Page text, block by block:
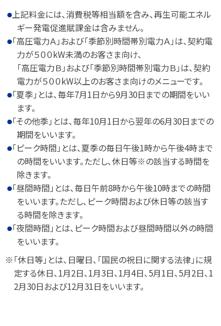
上記料金には、消費税等相当額を含み、再生可能エネル
ギー発電促進賦課金は含みません。
「高圧電力Ａ」および「季節別時間帯別電力Ａ」は、契約電
力が５００kW未満のお客さま向け、
「高圧電力Ｂ」および「季節別時間帯別電力Ｂ」は、契約
電力が５００kW以上のお客さま向けのメニューです。
「夏季」とは、毎年7月1日から9月30日までの期間をいい
ます。
「その他季」とは、毎年10月1日から翌年の6月30日までの
期間をいいます。
「ピーク時間」とは、夏季の毎日午後1時から午後4時まで
の時間をいいます。ただし、休日等※の該当する時間を
除きます。
「昼間時間」とは、毎日午前8時から午後10時までの時間
をいいます。ただし、ピーク時間および休日等の該当す
る時間を除きます。
「夜間時間」とは、ピーク時間および昼間時間以外の時間
をいいます。
※「休日等」とは、日曜日、「国民の祝日に関する法律」に規
定する休日、1月2日、1月3日、1月4日、5月1日、5月2日、1
2月30日および12月31日をいいます。